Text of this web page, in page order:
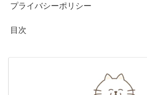
プライバシーポリシー
目次